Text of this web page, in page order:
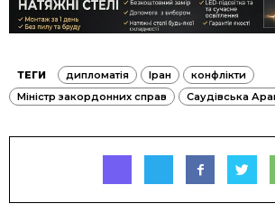
ТЕГИ дипломатія Іран
конфлікти
Міністр закордонних справ
Саудівська